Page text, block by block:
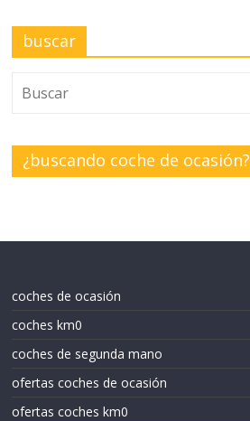
buscar
¿buscando coche de ocasión?
coches de ocasión
coches km0
coches de segunda mano
ofertas coches de ocasión
ofertas coches km0